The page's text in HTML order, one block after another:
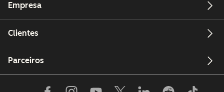
Empresa
Clientes
Parceiros